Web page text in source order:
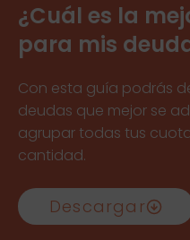
¿Cuál es la
para mis
Con esta guía podrás
deudas que mejor se
agrupar todas tus
cantidad.
Descargar